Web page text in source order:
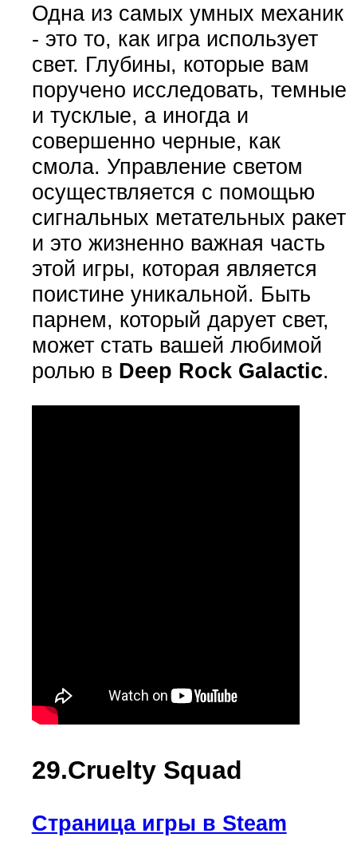
Одна из самых умных механик
- это то, как игра использует
свет. Глубины, которые вам
поручено исследовать, темные
и тусклые, а иногда и
совершенно черные, как
смола. Управление светом
осуществляется с помощью
сигнальных метательных ракет
и это жизненно важная часть
этой игры, которая является
поистине уникальной. Быть
парнем, который дарует свет,
может стать вашей любимой
ролью в Deep Rock Galactic.
29.Cruelty Squad
Страница игры в Steam